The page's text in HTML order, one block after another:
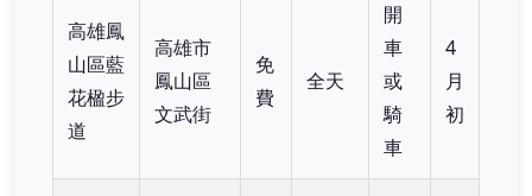
高雄鳳
山區藍
花楹步
道
高雄市
鳳山區
文武街
免
費
全天
開
車
或
騎
車
4
月
初